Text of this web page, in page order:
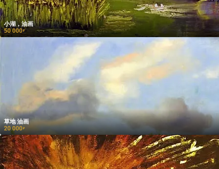
小湖，油画
50 000₽
草地 油画
20 000₽